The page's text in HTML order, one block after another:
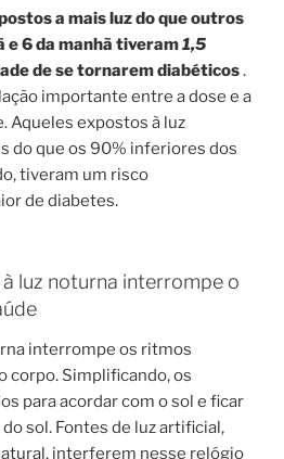
a mais luz do que outros
e 6 da manhã tiveram1,5
de se tornarem diabéticos.
importante entre a dose e a
Aqueles expostos à luz
do que os 90% inferiores dos
tiveram um risco
de diabetes.
luz noturna interrompe o
interrompe os ritmos
corpo. Simplificando, os
para acordar com o sol e ficar
sol. Fontes de luz artificial,
interferem nesse relógio